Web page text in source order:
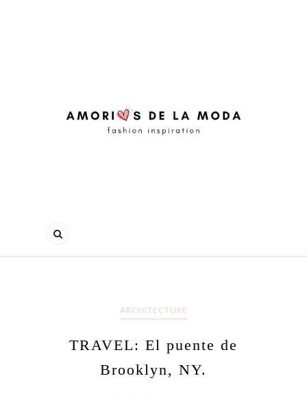
ARCHITECTURE
TRAVEL: El puente de
Brooklyn, NY.